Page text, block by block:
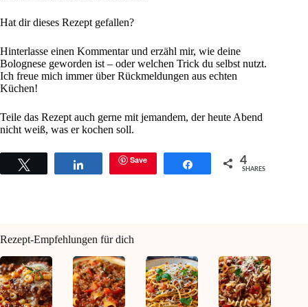
Hat dir dieses Rezept gefallen?
Hinterlasse einen Kommentar und erzähl mir, wie deine
Bolognese geworden ist – oder welchen Trick du selbst nutzt.
Ich freue mich immer über Rückmeldungen aus echten
Küchen!
Teile das Rezept auch gerne mit jemandem, der heute Abend
nicht weiß, was er kochen soll.
Save Share 4
SHARES
Rezept-Empfehlungen für dich